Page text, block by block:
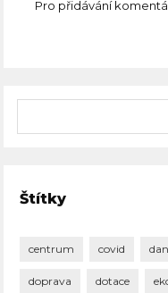
Pro přidávání
Štítky
centrum covid
doprava dotace